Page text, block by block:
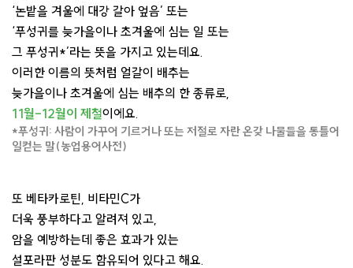
‘논밭을 겨울에 대강 갈아 엎음’ 또는
‘푸성귀를 늦가을이나 초겨울에 심는 일 또는
그 푸성귀*’라는 뜻을 가지고 있는데요.
이러한 이름의 뜻처럼 얼갈이 배추는
늦가을이나 초겨울에 심는 배추의 한 종류로,
11월-12월이 제철이에요.
*푸성귀: 사람이 가꾸어 기르거나 또는 저절로 자란 온갖 나물들을 통틀어
일컫는 말(농업용어사전)
또 베타카로틴, 비타민C가
더욱 풍부하다고 알려져 있고,
암을 예방하는데 좋은 효과가 있는
설포라판 성분도 함유되어 있다고 해요.